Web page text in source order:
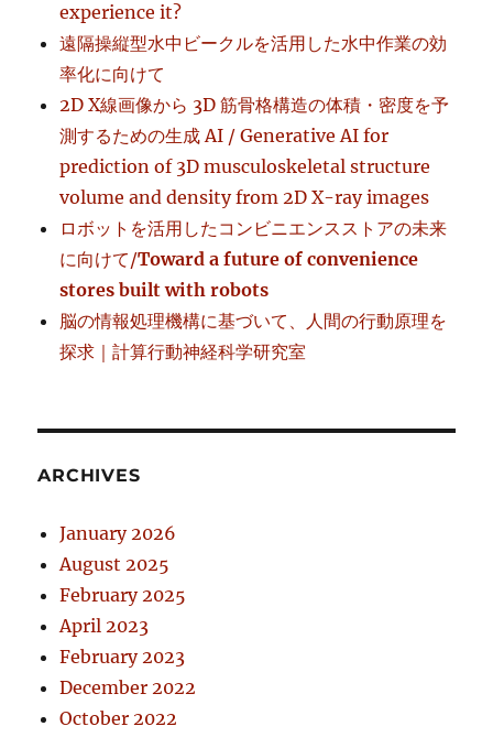
experience it?
遠隔操縦型水中ビークルを活用した水中作業の効
率化に向けて
2D X線画像から 3D 筋骨格構造の体積・密度を予
測するための生成 AI / Generative AI for
prediction of 3D musculoskeletal structure
volume and density from 2D X-ray images
ロボットを活用したコンビニエンスストアの未来
に向けて/Toward a future of convenience
stores built with robots
脳の情報処理機構に基づいて、人間の行動原理を
探求｜計算行動神経科学研究室
ARCHIVES
January 2026
August 2025
February 2025
April 2023
February 2023
December 2022
October 2022